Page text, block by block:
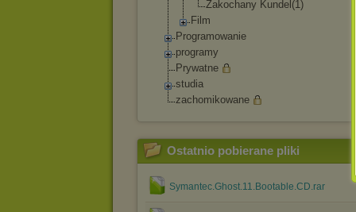
Zakochany Kundel(1)
Film
Programowanie
programy
Prywatne
studia
zachomikowane
Ostatnio pobierane pliki
Symantec.Ghost.11.Bootable.CD.rar